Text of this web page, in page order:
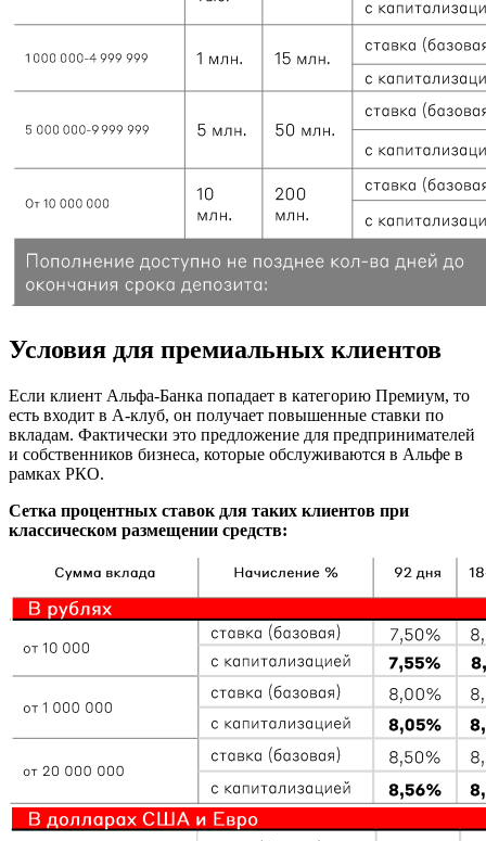
Условия для премиальных клиентов
Если клиент Альфа-Банка попадает в категорию Премиум, то
есть входит в А-клуб, он получает повышенные ставки по
вкладам. Фактически это предложение для предпринимателей
и собственников бизнеса, которые обслуживаются в Альфе в
рамках РКО.
Сетка процентных ставок для таких клиентов при
классическом размещении средств: